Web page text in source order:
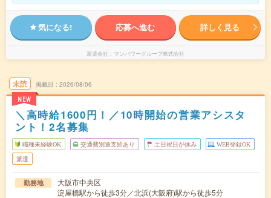
気になる! 応募へ進む 詳しく見る
派遣会社 マンパワーグループ株式会社
未読
NEW
掲載日 2026/08/06
＼高時給1600円！／10時開始の営業アシスタ
ント！2名募集
職種未経験OK 交通費別途支給あり 土日祝日が休み WEB登録OK
派遣
勤務地
大阪市中央区
淀屋橋駅から徒歩3分／北浜(大阪府)駅から徒歩5分